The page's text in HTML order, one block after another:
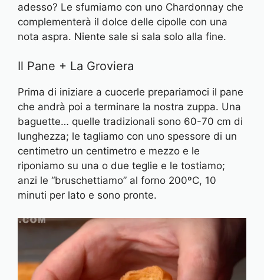
adesso? Le sfumiamo con uno Chardonnay che
complementerà il dolce delle cipolle con una
nota aspra. Niente sale si sala solo alla fine.
Il Pane + La Groviera
Prima di iniziare a cuocerle prepariamoci il pane
che andrà poi a terminare la nostra zuppa. Una
baguette… quelle tradizionali sono 60-70 cm di
lunghezza; le tagliamo con uno spessore di un
centimetro un centimetro e mezzo e le
riponiamo su una o due teglie e le tostiamo;
anzi le “bruschettiamo” al forno 200ºC, 10
minuti per lato e sono pronte.